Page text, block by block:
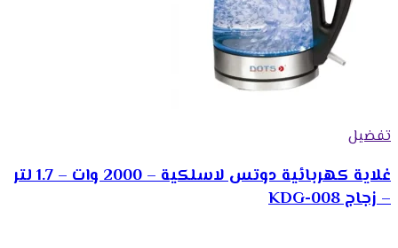
تفضيل
غلاية كهربائية دوتس لاسلكية – 2000 وات – 1.7 لتر
– زجاج KDG-008